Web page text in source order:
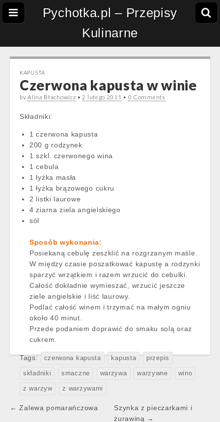
Pychotka.pl – Przepisy
Kulinarne
KAPUSTA
Czerwona kapusta w winie
byAlina Błachowicz •2 lutego 2011 • 0 Comments
Składniki:
1 czerwona kapusta
200 g rodzynek
1 szkl. czerwonego wina
1 cebula
1 łyżka masła
1 łyżka brązowego cukru
2 listki laurowe
4 ziarna ziela angielskiego
sól
Sposób wykonania:
Posiekaną cebulę zeszklić na rozgrzanym maśle.
W między czasie poszatkować kapustę a rodzynki
sparzyć wrzątkiem i razem wrzucić do cebulki.
Całość dokładnie wymieszać, wrzucić jeszcze
ziele angielskie i liść laurowy.
Podlać całość winem i trzymać na małym ogniu
około 40 minut.
Przede podaniem doprawić do smaku solą oraz
cukrem.
Tags: czerwona kapusta kapusta przepis
składniki smaczne warzywa warzywne wino
z warzyw z warzywami
Post
← Zalewa pomarańczowa
Szynka z pieczarkami i
żurawiną →